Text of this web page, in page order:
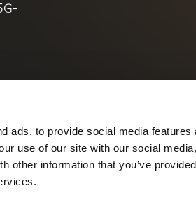
ads, to provide social media features
use of our site with our social
other information that you’ve